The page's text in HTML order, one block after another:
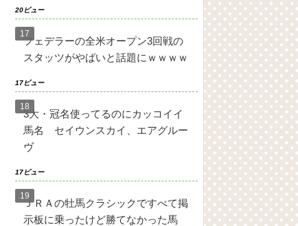
20ビュー
フェデラーの全米オープン3回戦の
スタッツがやばいと話題にｗｗｗｗ
17ビュー
3大・冠名使ってるのにカッコイイ
馬名 セイウンスカイ、エアグルー
ヴ
17ビュー
ＪＲＡの牡馬クラシックですべて掲
示板に乗ったけど勝てなかった馬